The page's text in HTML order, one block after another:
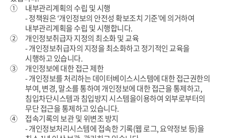
①
내부관리계획의 수립 및 시행
- 정책원은 ‘개인정보의 안전성 확보조치 기준’에 의거하여
내부관리계획을 수립 및 시행합니다.
②
개인정보취급자 지정의 최소화 및 교육
- 개인정보취급자의 지정을 최소화하고 정기적인 교육을
시행하고 있습니다.
③
개인정보에 대한 접근 제한
- 개인정보를 처리하는 데이터베이스시스템에 대한 접근권한의
부여, 변경, 말소를 통하여 개인정보에 대한 접근을 통제하고,
침입차단시스템과 침입방지 시스템을이용하여 외부로부터의
무단 접근을 통제하고 있습니다.
④
접속기록의 보관 및 위변조 방지
- 개인정보처리시스템에 접속한 기록(웹 로그, 요약정보 등)을